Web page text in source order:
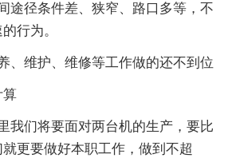
途径条件差、狭窄、路口多等，不
行为。
、维护、维修等工作做的还不到位
算
我们将要面对两台机的生产，要比
更要做好本职工作，做到不超